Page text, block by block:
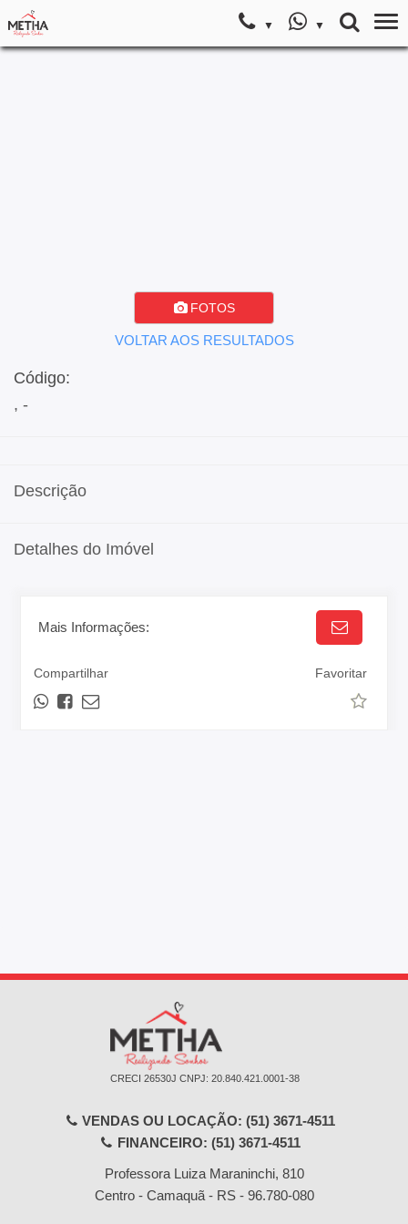
FOTOS
VOLTAR AOS RESULTADOS
Código:
, -
Descrição
Detalhes do Imóvel
Mais Informações:
Compartilhar Favoritar
CRECI 26530J ㅤㅤㅤCNPJ: 20.840.421.0001-38
VENDAS OU LOCAÇÃO: (51) 3671-4511
FINANCEIRO: (51) 3671-4511
Professora Luiza Maraninchi, 810
Centro - Camaquã - RS - 96.780-080